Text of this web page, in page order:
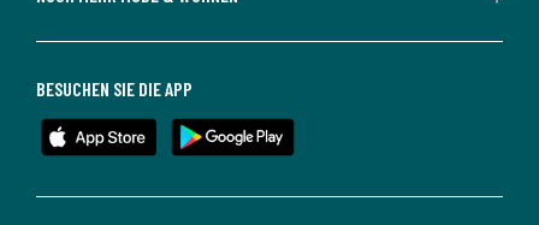
BESUCHEN SIE DIE APP